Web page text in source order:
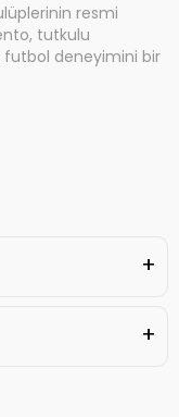
resmi
tutkulu
futbol deneyimini bir